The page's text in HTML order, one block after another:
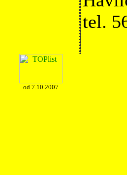
tel.
od 7.10.2007